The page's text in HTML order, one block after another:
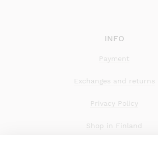
INFO
Payment
Exchanges and returns
Privacy Policy
Shop in Finland